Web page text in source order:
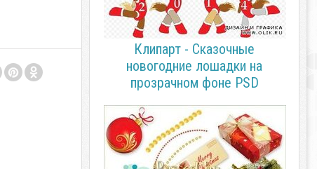
Клипарт - Сказочные
новогодние лошадки на
прозрачном фоне PSD